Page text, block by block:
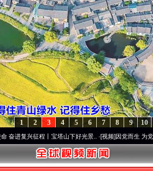
10
9
8
7
6
5
4
3
2
1
兴征程丨宝塔山下好光景..·[视频]因党而生 为党而战